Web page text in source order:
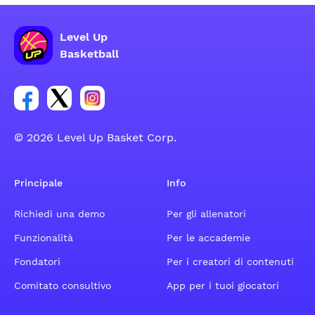
Level Up
Basketball
Link per il gruppo social dell'account Facebook
Link per il gruppo social dell'account Tweeter
Link per il gruppo social dell'account
© 2026 Level Up Basket Corp.
Principale
Richiedi una demo
Funzionalità
Fondatori
Comitato consultivo
Info
Per gli allenatori
Per le accademie
Per i creatori di contenuti
App per i tuoi giocatori